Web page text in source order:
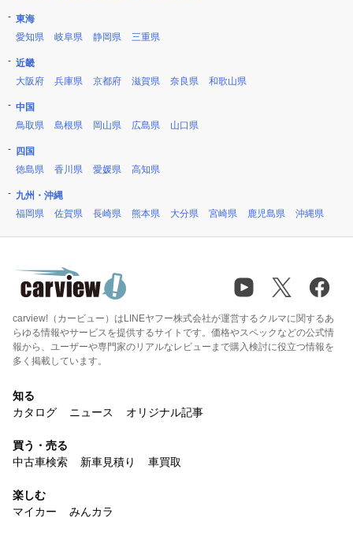
東海
愛知県
岐阜県 静岡県 三重県
近畿
大阪府
兵庫県 京都府 滋賀県 奈良県 和歌山県
中国
鳥取県
島根県 岡山県 広島県 山口県
四国
徳島県
香川県 愛媛県 高知県
九州・沖縄
福岡県
佐賀県 長崎県 熊本県 大分県 宮崎県 鹿児島県 沖縄県
carview!（カービュー）はLINEヤフー株式会社が運営するクルマに関するあ
らゆる情報やサービスを提供するサイトです。価格やスペックなどの公式情
報から、ユーザーや専門家のリアルなレビューまで購入検討に役立つ情報を
多く掲載しています。
知る
カタログ
ニュース オリジナル記事
買う・売る
中古車検索
新車見積り 車買取
楽しむ
マイカー
みんカラ